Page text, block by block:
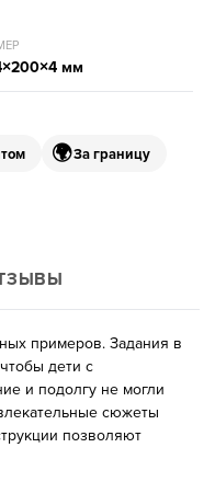
мм
🌍За границу
примеров. Задания в
дети с
и подолгу не могли
сюжеты
позволяют